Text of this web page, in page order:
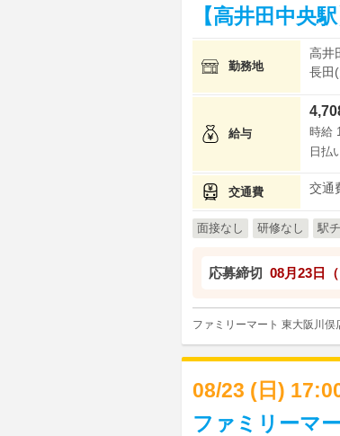
【高井田中央駅
勤務地
高井
長田
給与
時給
日払
交通費 交通
面接なし 研修なし 駅
応募締切 08月23日（
ファミリーマート 東大阪川俣
08/23 (日)
ファミリーマ